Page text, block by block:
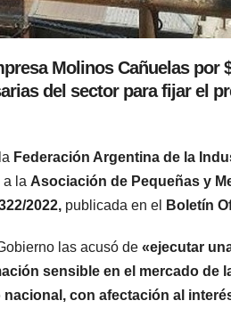
Molinos Cañuelas por
del sector para fijar el
Federación Argentina de la
a la Asociación de Pequeñas y
2022, publicada en el Boletín
las acusó de «ejecutar
sensible en el mercado de
con afectación al